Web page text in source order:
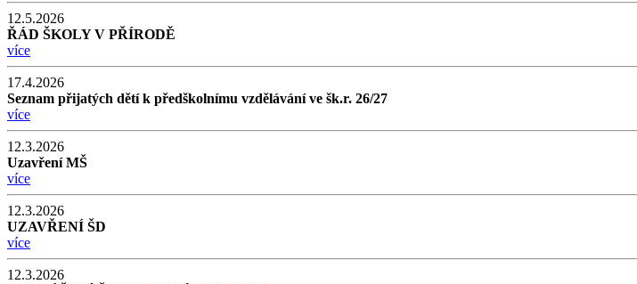
12.5.2026
ŘÁD ŠKOLY V PŘÍRODĚ
více
17.4.2026
Seznam přijatých dětí k předškolnímu vzdělávání ve šk.r. 26/27
více
12.3.2026
Uzavření MŠ
více
12.3.2026
UZAVŘENÍ ŠD
více
12.3.2026